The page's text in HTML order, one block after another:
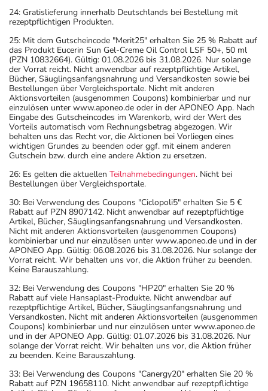
24: Gratislieferung innerhalb Deutschlands bei Bestellung mit
rezeptpflichtigen Produkten.
25: Mit dem Gutscheincode "Merit25" erhalten Sie 25 % Rabatt auf
das Produkt Eucerin Sun Gel-Creme Oil Control LSF 50+, 50 ml
(PZN 10832664). Gültig: 01.08.2026 bis 31.08.2026. Nur solange
der Vorrat reicht. Nicht anwendbar auf rezeptpflichtige Artikel,
Bücher, Säuglingsanfangsnahrung und Versandkosten sowie bei
Bestellungen über Vergleichsportale. Nicht mit anderen
Aktionsvorteilen (ausgenommen Coupons) kombinierbar und nur
einzulösen unter www.aponeo.de oder in der APONEO App. Nach
Eingabe des Gutscheincodes im Warenkorb, wird der Wert des
Vorteils automatisch vom Rechnungsbetrag abgezogen. Wir
behalten uns das Recht vor, die Aktionen bei Vorliegen eines
wichtigen Grundes zu beenden oder ggf. mit einem anderen
Gutschein bzw. durch eine andere Aktion zu ersetzen.
26: Es gelten die aktuellen Teilnahmebedingungen. Nicht bei
Bestellungen über Vergleichsportale.
30: Bei Verwendung des Coupons "Ciclopoli5" erhalten Sie 5 €
Rabatt auf PZN 8907142. Nicht anwendbar auf rezeptpflichtige
Artikel, Bücher, Säuglingsanfangsnahrung und Versandkosten.
Nicht mit anderen Aktionsvorteilen (ausgenommen Coupons)
kombinierbar und nur einzulösen unter www.aponeo.de und in der
APONEO App. Gültig: 06.08.2026 bis 31.08.2026. Nur solange der
Vorrat reicht. Wir behalten uns vor, die Aktion früher zu beenden.
Keine Barauszahlung.
32: Bei Verwendung des Coupons "HP20" erhalten Sie 20 %
Rabatt auf viele Hansaplast-Produkte. Nicht anwendbar auf
rezeptpflichtige Artikel, Bücher, Säuglingsanfangsnahrung und
Versandkosten. Nicht mit anderen Aktionsvorteilen (ausgenommen
Coupons) kombinierbar und nur einzulösen unter www.aponeo.de
und in der APONEO App. Gültig: 01.07.2026 bis 31.08.2026. Nur
solange der Vorrat reicht. Wir behalten uns vor, die Aktion früher
zu beenden. Keine Barauszahlung.
33: Bei Verwendung des Coupons "Canergy20" erhalten Sie 20 %
Rabatt auf PZN 19658110. Nicht anwendbar auf rezeptpflichtige